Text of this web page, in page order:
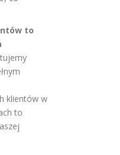
to
klientów w
to